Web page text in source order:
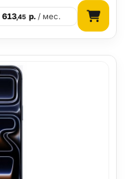
613,45 р./ мес.